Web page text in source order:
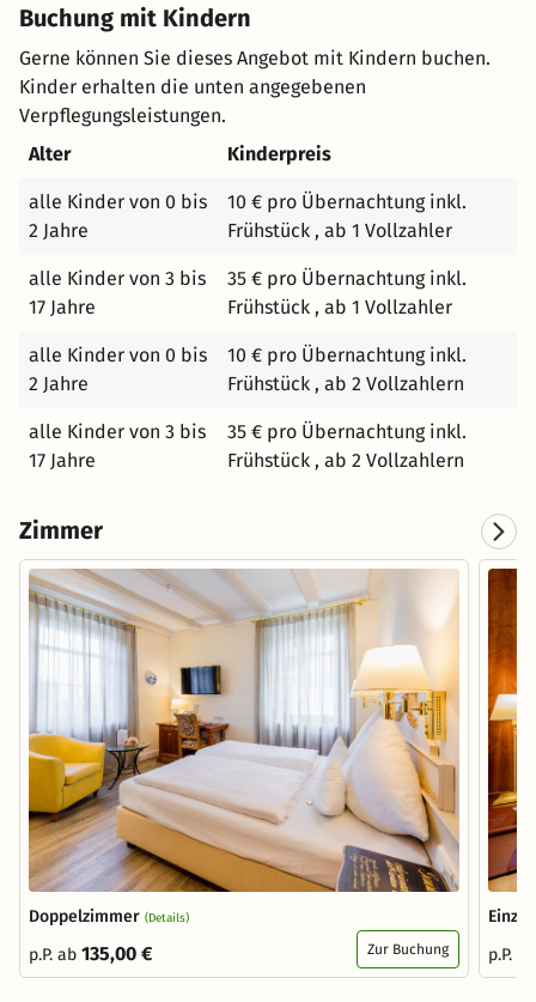
Buchung mit Kindern
Gerne können Sie dieses Angebot mit Kindern buchen.
Kinder erhalten die unten angegebenen
Verpflegungsleistungen.
Alter
Kinderpreis
alle Kinder von 0 bis
2 Jahre
10 € pro Übernachtung inkl.
Frühstück , ab 1 Vollzahler
alle Kinder von 3 bis
17 Jahre
35 € pro Übernachtung inkl.
Frühstück , ab 1 Vollzahler
alle Kinder von 0 bis
2 Jahre
10 € pro Übernachtung inkl.
Frühstück , ab 2 Vollzahlern
alle Kinder von 3 bis
17 Jahre
35 € pro Übernachtung inkl.
Frühstück , ab 2 Vollzahlern
Zimmer
Doppelzimmer (Details)
p.P. ab 135,00 € Zur Buchung
p.P.